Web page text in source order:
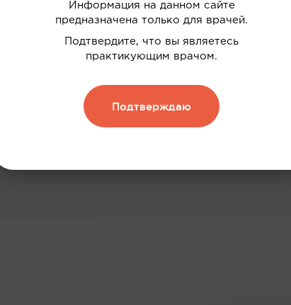
интересов
обменивать их на скидку
Информация на данном сайте
предназначена только для врачей.
Подтвердите, что вы являетесь
практикующим врачом.
Подтверждаю